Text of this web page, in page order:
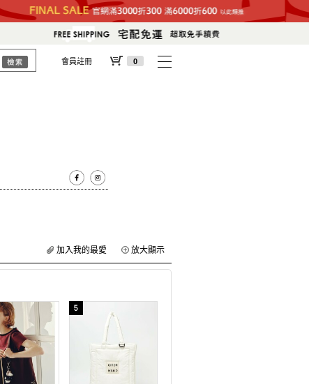
會員註冊 0
放大顯示
加入我的最愛